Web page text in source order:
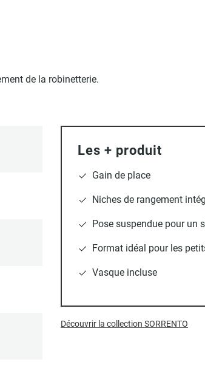
de la robinetterie.
Les + produit
Gain de place
Niches de rangement
Pose suspendue pour un
Format idéal pour les
Vasque incluse
Découvrir la collection SORRENTO